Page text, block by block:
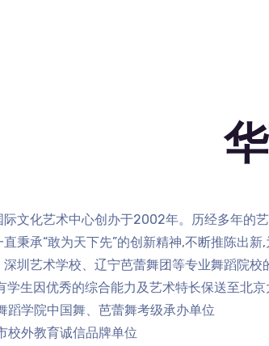
际文化艺术中心创办于2002年。历经多年的
直秉承“敢为天下先”的创新精神,不断推陈出
深圳艺术学校、辽宁芭蕾舞团等专业舞蹈院
学生因优秀的综合能力及艺术特长保送至北
蹈学院中国舞、芭蕾舞考级承办单位
校外教育诚信品牌单位